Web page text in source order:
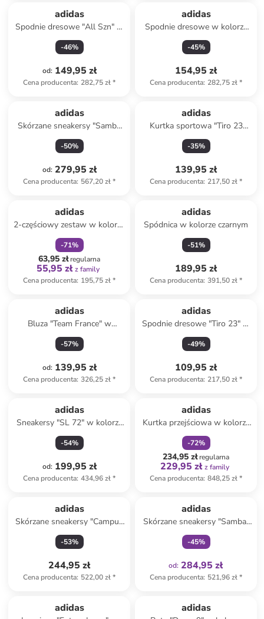
adidas
Spodnie dresowe "All Szn" w
kolorze jasnoróżowym
-46%
od: 149,95 zł
Cena producenta: 282,75 zł*
adidas
Spodnie dresowe w kolorze
niebieskim
-45%
154,95 zł
Cena producenta: 282,75 zł*
adidas
Skórzane sneakersy "Samba
OG" w kolorze czarno-białym
-50%
od: 279,95 zł
Cena producenta: 567,20 zł*
adidas
Kurtka sportowa "Tiro 23
League" w kolorze
granatowym
-35%
139,95 zł
Cena producenta: 217,50 zł*
adidas
2-częściowy zestaw w kolorze
jasnoróżowo-fioletowym
-71%
63,95 złregularna
55,95 zł z family
Cena producenta: 195,75 zł*
adidas
Spódnica w kolorze czarnym
-51%
189,95 zł
Cena producenta: 391,50 zł*
adidas
Bluza "Team France" w
kolorze granatowym
-57%
od: 139,95 zł
Cena producenta: 326,25 zł*
adidas
Spodnie dresowe "Tiro 23" w
kolorze czarnym
-49%
109,95 zł
Cena producenta: 217,50 zł*
adidas
Sneakersy "SL 72" w kolorze
kremowym
-54%
od: 199,95 zł
Cena producenta: 434,96 zł*
adidas
Kurtka przejściowa w kolorze
beżowym
-72%
234,95 złregularna
229,95 zł z family
Cena producenta: 848,25 zł*
adidas
Skórzane sneakersy "Campus
00s" w kolorze czarnym
-53%
244,95 zł
Cena producenta: 522,00 zł*
adidas
Skórzane sneakersy "Samba"
w kolorze turkusowym
-45%
od: 284,95 zł
Cena producenta: 521,96 zł*
adidas adidas